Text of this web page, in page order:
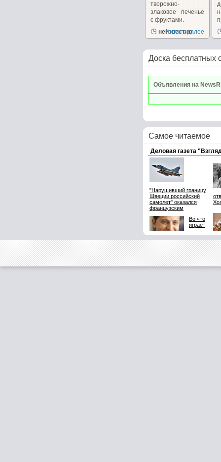
творожно-
злаковое печенье
с фруктами.
неизвестно
Читать далее
Доска бесплатных
Объявления на
Самое читаемое